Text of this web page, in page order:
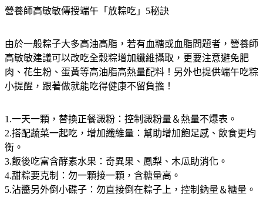
營養師高敏敏傳授端午「放粽吃」5秘訣
由於一般粽子大多高油高脂，若有血糖或血脂問題者，營養師
高敏敏建議可以改吃全榖粽增加纖維攝取，更要注意避免肥
肉、花生粉、蛋黃等高油脂高熱量配料！另外也提供端午吃粽
小提醒，跟著做就能吃得健康不留負擔！
1.一天一顆，替換正餐澱粉：控制澱粉量＆熱量不爆表。
2.搭配蔬菜一起吃，增加纖維量：幫助增加飽足感、飲食更均
衡。
3.飯後吃富含酵素水果：奇異果、鳳梨、木瓜助消化。
4.甜粽要克制：勿一顆接一顆，含糖量高。
5.沾醬另外倒小碟子：勿直接倒在粽子上，控制鈉量＆糖量。